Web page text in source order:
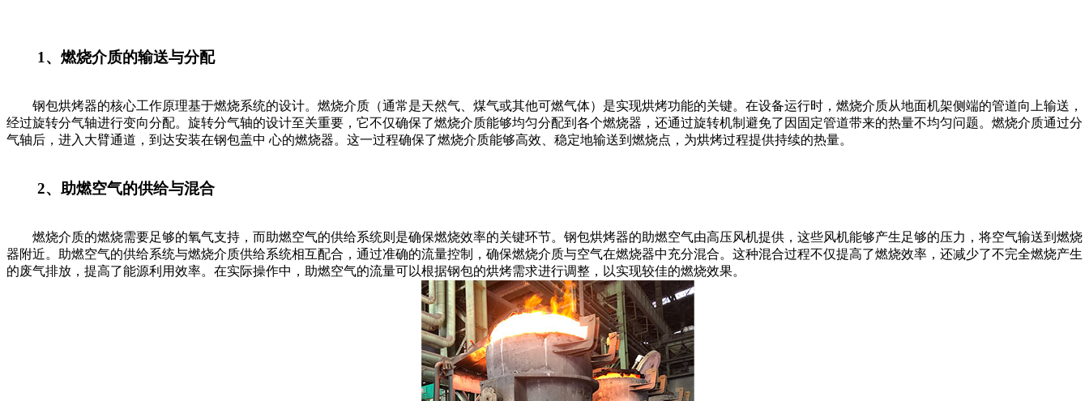
1、燃烧介质的输送与分配
钢包烘烤器的核心工作原理基于燃烧系统的设计。燃烧介质（通常是天然气、煤气或其他可燃气体）是实现烘烤功能的关键。在设备运行时，燃烧介质从地面机架侧端的管道向上输送，
经过旋转分气轴进行变向分配。旋转分气轴的设计至关重要，它不仅确保了燃烧介质能够均匀分配到各个燃烧器，还通过旋转机制避免了因固定管道带来的热量不均匀问题。燃烧介质通过分
气轴后，进入大臂通道，到达安装在钢包盖中 心的燃烧器。这一过程确保了燃烧介质能够高效、稳定地输送到燃烧点，为烘烤过程提供持续的热量。
2、助燃空气的供给与混合
燃烧介质的燃烧需要足够的氧气支持，而助燃空气的供给系统则是确保燃烧效率的关键环节。钢包烘烤器的助燃空气由高压风机提供，这些风机能够产生足够的压力，将空气输送到燃烧
器附近。助燃空气的供给系统与燃烧介质供给系统相互配合，通过准确的流量控制，确保燃烧介质与空气在燃烧器中充分混合。这种混合过程不仅提高了燃烧效率，还减少了不完全燃烧产生
的废气排放，提高了能源利用效率。在实际操作中，助燃空气的流量可以根据钢包的烘烤需求进行调整，以实现较佳的燃烧效果。